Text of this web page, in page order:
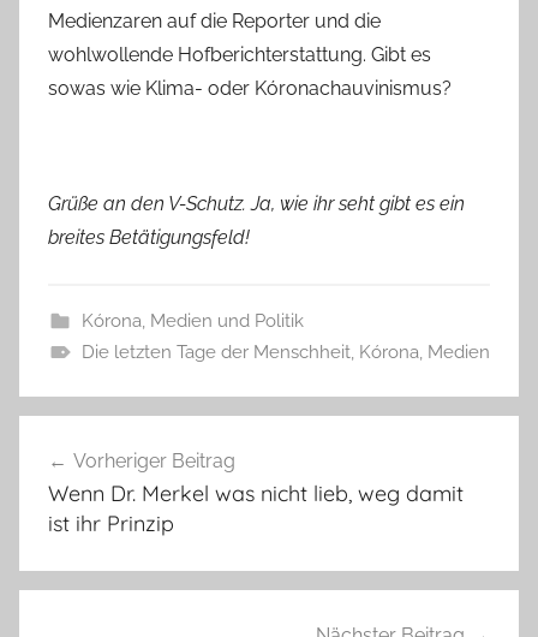
Medienzaren auf die Reporter und die
wohlwollende Hofberichterstattung. Gibt es
sowas wie Klima- oder Kóronachauvinismus?
Grüße an den V-Schutz. Ja, wie ihr seht gibt es ein
breites Betätigungsfeld!
Kórona, Medien und Politik
Die letzten Tage der Menschheit, Kórona, Medien
Vorheriger Beitrag
Wenn Dr. Merkel was nicht lieb, weg damit
ist ihr Prinzip